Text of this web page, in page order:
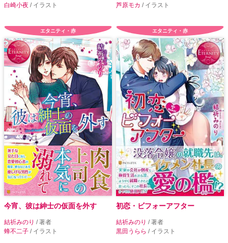
白崎小夜 / イラスト
芦原モカ / イラスト
エタニティ・赤
今宵、彼は紳士の仮面を外す
結祈みのり / 著者
蜂不二子 / イラスト
エタニティ・赤
初恋・ビフォーアフター
結祈みのり / 著者
黒田うらら / イラスト